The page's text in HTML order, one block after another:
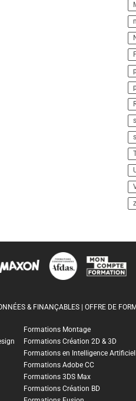
& FINANÇABLES | OFFRE DE
Formations Montage
Formations Création 2D & 3D
Formations en Intelligence
Formations Adobe CC
Formations 3DS Max
Formations Création BD